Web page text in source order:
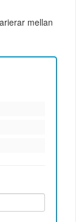
mellan